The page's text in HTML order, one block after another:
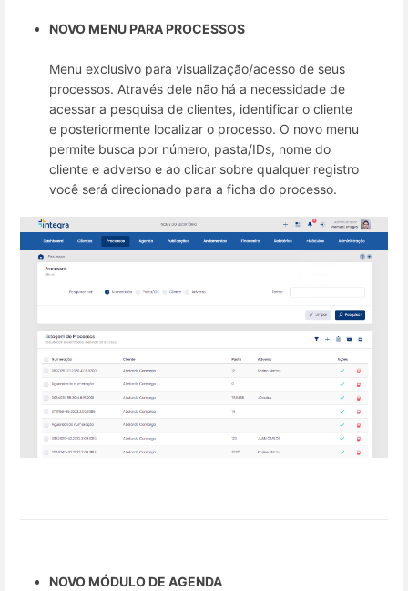
NOVO MENU PARA PROCESSOS
Menu exclusivo para visualização/acesso de seus
processos. Através dele não há a necessidade de
acessar a pesquisa de clientes, identificar o cliente
e posteriormente localizar o processo. O novo menu
permite busca por número, pasta/IDs, nome do
cliente e adverso e ao clicar sobre qualquer registro
você será direcionado para a ficha do processo.
NOVO MÓDULO DE AGENDA